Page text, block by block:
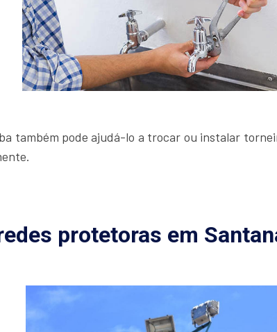
também pode ajudá-lo a trocar ou instalar
protetoras em